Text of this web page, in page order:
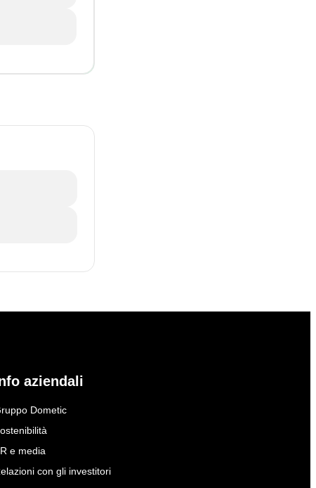
aziendali
Dometic
e media
con gli investitori